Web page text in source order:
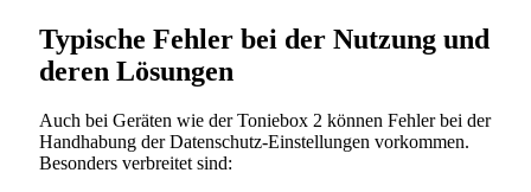
Typische Fehler bei der Nutzung und
deren Lösungen
Auch bei Geräten wie der Toniebox 2 können Fehler bei der
Handhabung der Datenschutz-Einstellungen vorkommen.
Besonders verbreitet sind: